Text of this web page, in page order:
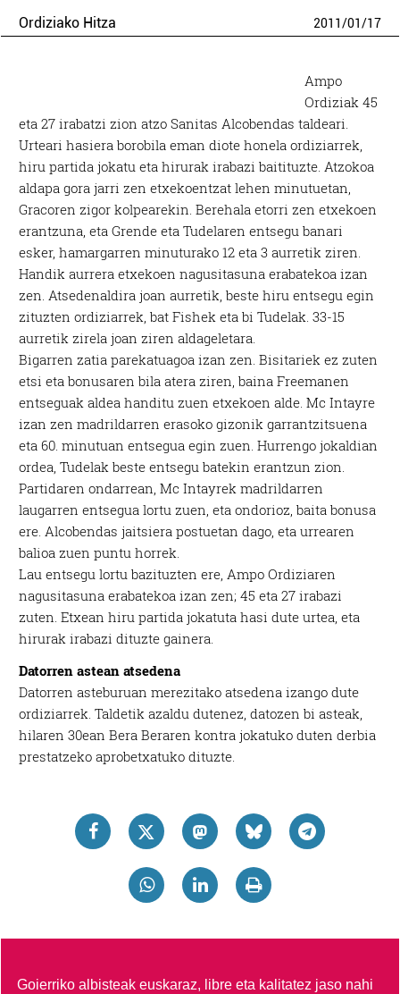
Ordiziako Hitza 2011/01/17
Ampo
Ordiziak 45
eta 27 irabatzi zion atzo Sanitas Alcobendas taldeari.
Urteari hasiera borobila eman diote honela ordiziarrek,
hiru partida jokatu eta hirurak irabazi baitituzte. Atzokoa
aldapa gora jarri zen etxekoentzat lehen minutuetan,
Gracoren zigor kolpearekin. Berehala etorri zen etxekoen
erantzuna, eta Grende eta Tudelaren entsegu banari
esker, hamargarren minuturako 12 eta 3 aurretik ziren.
Handik aurrera etxekoen nagusitasuna erabatekoa izan
zen. Atsedenaldira joan aurretik, beste hiru entsegu egin
zituzten ordiziarrek, bat Fishek eta bi Tudelak. 33-15
aurretik zirela joan ziren aldageletara.
Bigarren zatia parekatuagoa izan zen. Bisitariek ez zuten
etsi eta bonusaren bila atera ziren, baina Freemanen
entseguak aldea handitu zuen etxekoen alde. Mc Intayre
izan zen madrildarren erasoko gizonik garrantzitsuena
eta 60. minutuan entsegua egin zuen. Hurrengo jokaldian
ordea, Tudelak beste entsegu batekin erantzun zion.
Partidaren ondarrean, Mc Intayrek madrildarren
laugarren entsegua lortu zuen, eta ondorioz, baita bonusa
ere. Alcobendas jaitsiera postuetan dago, eta urrearen
balioa zuen puntu horrek.
Lau entsegu lortu bazituzten ere, Ampo Ordiziaren
nagusitasuna erabatekoa izan zen; 45 eta 27 irabazi
zuten. Etxean hiru partida jokatuta hasi dute urtea, eta
hirurak irabazi dituzte gainera.
Datorren astean atsedena
Datorren asteburuan merezitako atsedena izango dute
ordiziarrek. Taldetik azaldu dutenez, datozen bi asteak,
hilaren 30ean Bera Beraren kontra jokatuko duten derbia
prestatzeko aprobetxatuko dituzte.
Goierriko albisteak euskaraz, libre eta kalitatez jaso nahi